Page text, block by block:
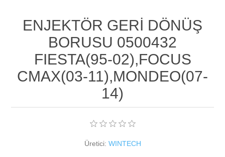
ENJEKTÖR GERİ DÖNÜŞ
BORUSU 0500432
FIESTA(95-02),FOCUS
CMAX(03-11),MONDEO(07-
14)
Üretici: WINTECH